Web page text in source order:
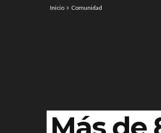
Inicio Comunidad